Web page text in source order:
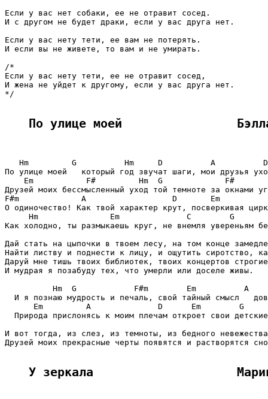
Если у вас нет собаки, ее не отравит сосед.
И с другом не будет драки, если у вас друга нет.
Если у вас нету тети, ее вам не потерять.
И если вы не живете, то вам и не умирать.
/*
Если у вас нету тети, ее не отравит сосед,
И жена не уйдет к другому, если у вас друга нет.
*/
По улице моей                Бэлла
   Hm         G          Hm     D          A          D
По улице моей   который год звучат шаги, мои друзья
Em           F#         Hm  G             F#
Друзей моих бессмысленный уход той темноте за окнами
F#m             A                  D       Em
О одиночество! Как твой характер крут, посверкивая
Hm               Em              C        G
Как холодно, ты размыкаешь круг, не внемля увереньям
Дай стать на цыпочки в твоем лесу, на том конце
Найти листву и поднести к лицу, и ощутить сиротство,
Даруй мне тишь твоих библиотек, твоих концертов
И мудрая я позабуду тех, что умерли или доселе живы.
Hm  G            F#m        Em          A
И я познаю мудрость и печаль, свой тайный смысл
Em         A              D      Em        G
Природа прислонясь к моим плечам откроет свои
И вот тогда, из слез, из темноты, из бедного
Друзей моих прекрасные черты появятся и растворятся
У зеркала                    Марина